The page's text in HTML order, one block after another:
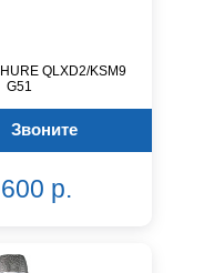
QLXD2/KSM9
G51
Звоните
р.